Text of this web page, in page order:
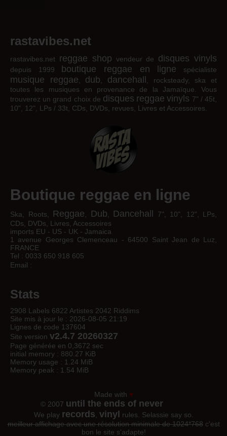
rastavibes.net
rastavibes.net reggae shop vendeur de disques vinyls
depuis 1999 boutique reggae en ligne spécialiste
musique reggae dub dancehall
, rocksteady, ska et
toutes les musiques en provenance de la Jamaïque. Vous
trouverez un grand choix de disques reggae vinyls 7" / 45t,
10", 12", LPs / 33t, CDs, DVDs, revues, Livres et Accessoires.
Boutique reggae en ligne
Ska, Roots, Reggae Dub Dancehall
7", 10", 12", LPs,
CDs, DVDs, Livres, Accessoires
imports EU - US - UK - Jamaica
1 avenue Georges Clemenceau - 64500 Saint Jean de Luz,
FRANCE
Tel : 0033 650 918 605
Email :
Stats
2908 Labels 6822 Artistes 2042 Riddims
Site mis à jour le : 2026-08-05 21:19
Lignes de code 137604
Site version v2.4.7 20260327
Page générée en 0,3672 sec
initial memory : 880.27 KiB
Memory usage : 1.24 MiB
Memory peak : 1.54 MiB
Made with ♥
© 2007 until the ends of never
We play records vinyl
rules. Selassie say so.
meilleur affichage avec une résolution minimale de 1024*768c'est
bon le site s'adapte!